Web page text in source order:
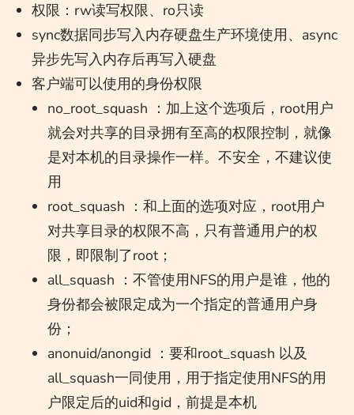
权限：rw读写权限、ro只读
sync数据同步写入内存硬盘生产环境使用、async
异步先写入内存后再写入硬盘
客户端可以使用的身份权限
no_root_squash ：加上这个选项后，root用户
就会对共享的目录拥有至高的权限控制，就像
是对本机的目录操作一样。不安全，不建议使
用
root_squash ：和上面的选项对应，root用户
对共享目录的权限不高，只有普通用户的权
限，即限制了root；
all_squash ：不管使用NFS的用户是谁，他的
身份都会被限定成为一个指定的普通用户身
份；
anonuid/anongid ：要和root_squash 以及
all_squash一同使用，用于指定使用NFS的用
户限定后的uid和gid，前提是本机